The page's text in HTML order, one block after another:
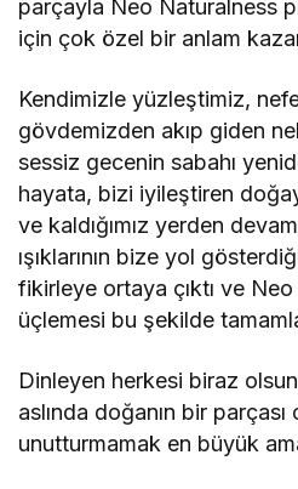
parçayla Neo Naturalness
için çok özel bir anlam
Kendimizle yüzleştimiz,
gövdemizden akıp giden
sessiz gecenin sabahı
hayata, bizi iyileştiren
ve kaldığımız yerden
ışıklarının bize yol
fikirleye ortaya çıktı ve
üçlemesi bu şekilde
Dinleyen herkesi biraz
aslında doğanın bir
unutturmamak en büyük